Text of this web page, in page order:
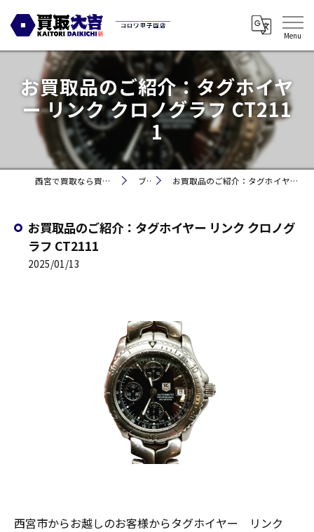
お買取品のご紹介：タグホイヤ
ー リンク クロノグラフ CT211
1
西宮で買取なら買取大吉コロワ甲子園店 ブログ お買取品のご紹介：タグホイヤー リンク クロノグラフ CT2111
お買取品のご紹介：タグホイヤー リンク クロノグ
ラフ CT2111
2025/01/13
西宮市からお越しのお客様からタグホイヤー リンク